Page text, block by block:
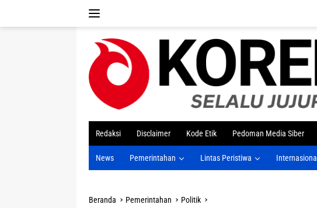
Redaksi Disclaimer Kode Etik Pedoman Media Siber
News Pemerintahan Lintas Peristiwa Internasional
Beranda Pemerintahan Politik